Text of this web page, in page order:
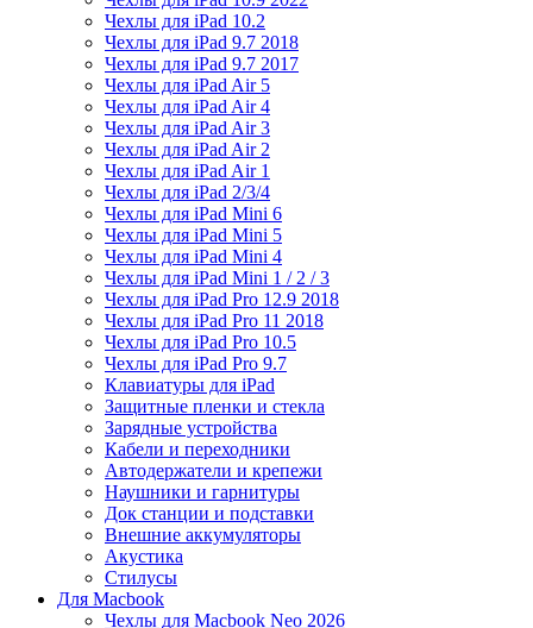
Чехлы для iPad 10.2
Чехлы для iPad 9.7 2018
Чехлы для iPad 9.7 2017
Чехлы для iPad Air 5
Чехлы для iPad Air 4
Чехлы для iPad Air 3
Чехлы для iPad Air 2
Чехлы для iPad Air 1
Чехлы для iPad 2/3/4
Чехлы для iPad Mini 6
Чехлы для iPad Mini 5
Чехлы для iPad Mini 4
Чехлы для iPad Mini 1 / 2 / 3
Чехлы для iPad Pro 12.9 2018
Чехлы для iPad Pro 11 2018
Чехлы для iPad Pro 10.5
Чехлы для iPad Pro 9.7
Клавиатуры для iPad
Защитные пленки и стекла
Зарядные устройства
Кабели и переходники
Автодержатели и крепежи
Наушники и гарнитуры
Док станции и подставки
Внешние аккумуляторы
Акустика
Стилусы
Для Macbook
Чехлы для Macbook Neo 2026